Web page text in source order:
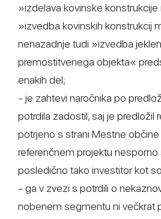
»izdelava kovinske
»izvedba kovinskih konstrukcij
nenazadnje tudi »izvedba
premostitvenega objekta«
enakih del;
- je zahtevi naročnika po
potrdila zadostil, saj je predložil
potrjeno s strani Mestne občine
referenčnem projektu
posledično tako investitor kot
- ga v zvezi s potrdili o
nobenem segmentu ni večkrat